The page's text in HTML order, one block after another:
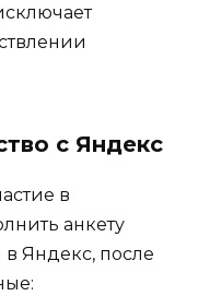
с Яндекс
в
анкету
в Яндекс, после